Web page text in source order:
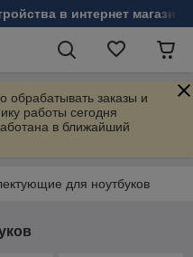
в интернет магазине
обрабатывать заказы и
работы сегодня
в ближайший
для ноутбуков